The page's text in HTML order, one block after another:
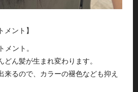
メント】
メント。
ん髪が生まれ変わります。
来るので、カラーの褪色なども抑え